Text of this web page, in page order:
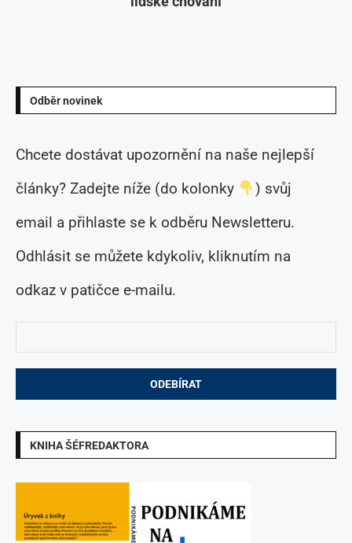
Odběr novinek
Chcete dostávat upozornění na naše nejlepší
články? Zadejte níže (do kolonky
) svůj
email a přihlaste se k odběru Newsletteru.
Odhlásit se můžete kdykoliv, kliknutím na
odkaz v patičce e-mailu.
KNIHA ŠÉFREDAKTORA